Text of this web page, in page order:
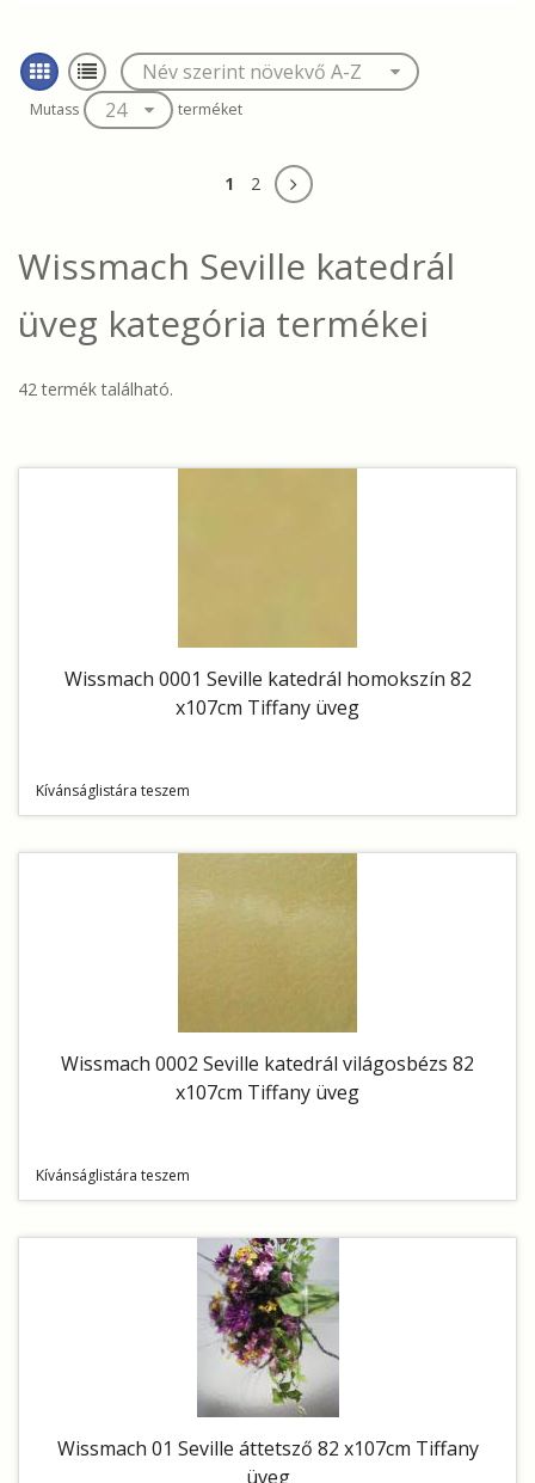
Mutass terméket
1 2
Wissmach Seville katedrál
üveg kategória termékei
42 termék található.
Wissmach 0001 Seville katedrál homokszín 82
x107cm Tiffany üveg
Kívánságlistára teszem
Wissmach 0002 Seville katedrál világosbézs 82
x107cm Tiffany üveg
Kívánságlistára teszem
Wissmach 01 Seville áttetsző 82 x107cm Tiffany
üveg